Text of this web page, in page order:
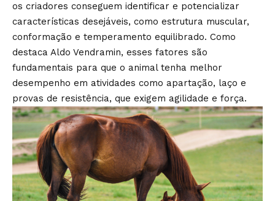
os criadores conseguem identificar e potencializar
características desejáveis, como estrutura muscular,
conformação e temperamento equilibrado. Como
destaca Aldo Vendramin, esses fatores são
fundamentais para que o animal tenha melhor
desempenho em atividades como apartação, laço e
provas de resistência, que exigem agilidade e força.